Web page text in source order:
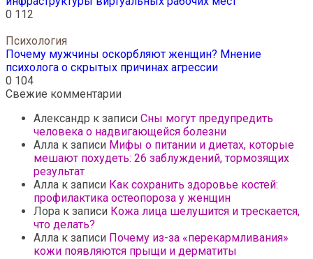
0 112
Психология
Почему мужчины оскорбляют женщин? Мнение
психолога о скрытых причинах агрессии
0 104
Свежие комментарии
Александр к записи Сны могут предупредить
человека о надвигающейся болезни
Алла к записи Мифы о питании и диетах, которые
мешают похудеть: 26 заблуждений, тормозящих
результат
Алла к записи Как сохранить здоровье костей:
профилактика остеопороза у женщин
Лора к записи Кожа лица шелушится и трескается,
что делать?
Алла к записи Почему из-за «перекармливания»
кожи появляются прыщи и дерматиты